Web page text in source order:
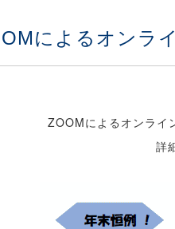
によるオンラ
ZOOMによるオンライ
詳